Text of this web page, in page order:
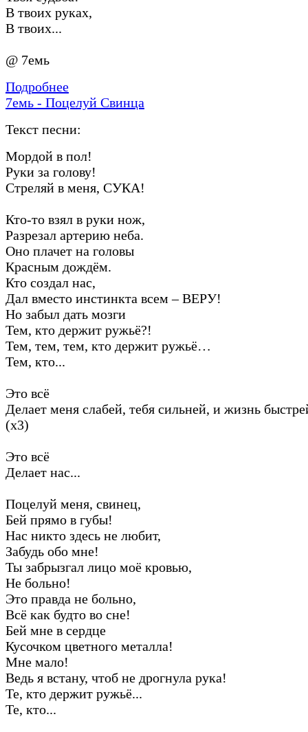
В твоих руках,
В твоих...
@ 7емь
Подробнее
7емь - Поцелуй Свинца
Текст песни:
Мордой в пол!
Руки за голову!
Стреляй в меня, СУКА!
Кто-то взял в руки нож,
Разрезал артерию неба.
Оно плачет на головы
Красным дождём.
Кто создал нас,
Дал вместо инстинкта всем – ВЕРУ!
Но забыл дать мозги
Тем, кто держит ружьё?!
Тем, тем, тем, кто держит ружьё…
Тем, кто...
Это всё
Делает меня слабей, тебя сильней, и жизнь
(х3)
Это всё
Делает нас...
Поцелуй меня, свинец,
Бей прямо в губы!
Нас никто здесь не любит,
Забудь обо мне!
Ты забрызгал лицо моё кровью,
Не больно!
Это правда не больно,
Всё как будто во сне!
Бей мне в сердце
Кусочком цветного металла!
Мне мало!
Ведь я встану, чтоб не дрогнула рука!
Те, кто держит ружьё...
Те, кто...